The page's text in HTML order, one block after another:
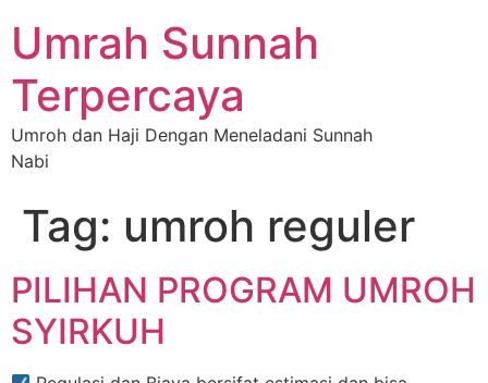
Umrah Sunnah
Terpercaya
Umroh dan Haji Dengan Meneladani Sunnah
Nabi
Tag: umroh reguler
PILIHAN PROGRAM UMROH
SYIRKUH